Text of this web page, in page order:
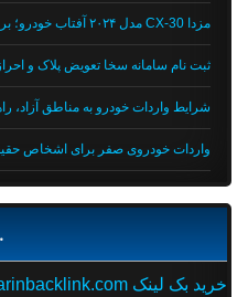
مزدا CX-30 مدل ۲۰۲۴ آفتاب خودرو؛ بررسی و مشخصات فنی
ثبت نام سامانه سخا تعویض پلاک و احراز
شرایط واردات خودرو به مناطق آزاد،
واردات خودروی صفر برای اشخاص
خرید بک لینک behtarinbacklink.com